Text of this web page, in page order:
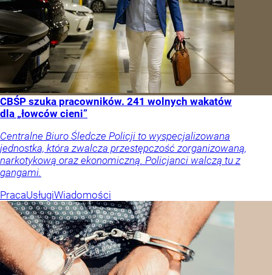
CBŚP szuka pracowników. 241 wolnych wakatów
dla „łowców cieni”
Centralne Biuro Śledcze Policji to wyspecjalizowana
jednostka, która zwalcza przestępczość zorganizowaną,
narkotykową oraz ekonomiczną. Policjanci walczą tu z
gangami.
PracaUsługiWiadomości